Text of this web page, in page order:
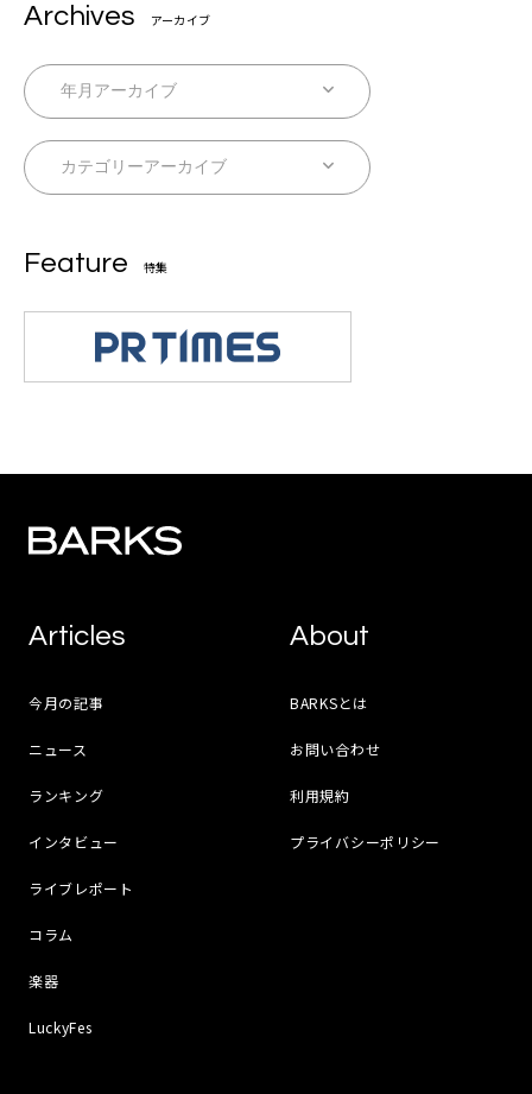
Archives アーカイブ
Feature 特集
Articles
今月の記事
ニュース
ランキング
インタビュー
ライブレポート
コラム
楽器
LuckyFes
About
BARKSとは
お問い合わせ
利用規約
プライバシーポリシー